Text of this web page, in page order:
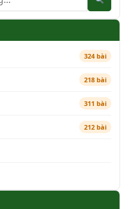
324 bài
218 bài
311 bài
212 bài